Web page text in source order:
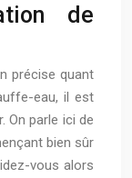
de
précise quant
eau, il est
On parle ici de
bien sûr
vous alors